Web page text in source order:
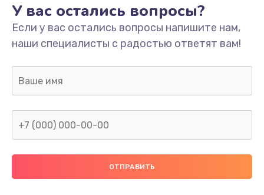
У вас остались вопросы?
Если у вас остались вопросы напишите нам,
наши специалисты с радостью ответят вам!